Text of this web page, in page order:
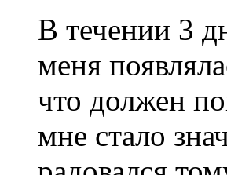
В течении 3
меня
что должен
мне стало